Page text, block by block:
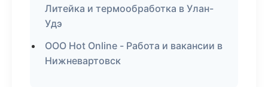
Литейка и термообработка в Улан-
Удэ
ООО Hot Online - Работа и вакансии в
Нижневартовск